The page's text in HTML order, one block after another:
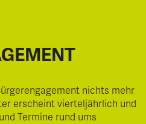
nichts mehr
erscheint vierteljährlich und
Termine rund ums